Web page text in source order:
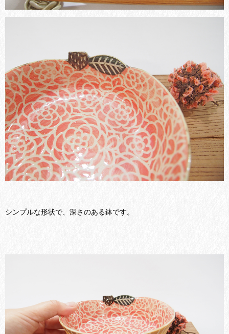
シンプルな形状で、深さのある鉢です。